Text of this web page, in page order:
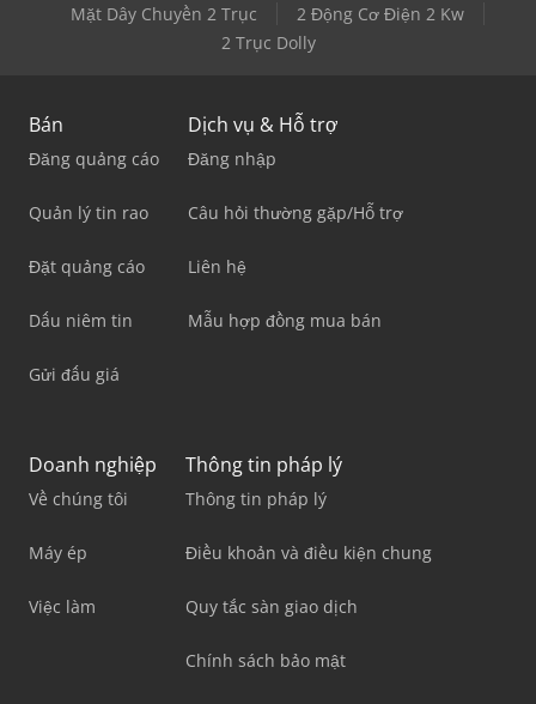
Mặt Dây Chuyền 2 Trục
2 Động Cơ Điện 2 Kw
2 Trục Dolly
Bán
Đăng quảng cáo
Quản lý tin rao
Đặt quảng cáo
Dấu niêm tin
Gửi đấu giá
Dịch vụ & Hỗ trợ
Đăng nhập
Câu hỏi thường gặp/Hỗ trợ
Liên hệ
Mẫu hợp đồng mua bán
Doanh nghiệp
Về chúng tôi
Máy ép
Việc làm
Thông tin pháp lý
Thông tin pháp lý
Điều khoản và điều kiện chung
Quy tắc sàn giao dịch
Chính sách bảo mật